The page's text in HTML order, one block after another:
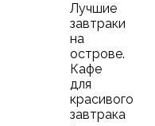
Лучшие
завтраки
на
острове.
Кафе
для
красивого
завтрака